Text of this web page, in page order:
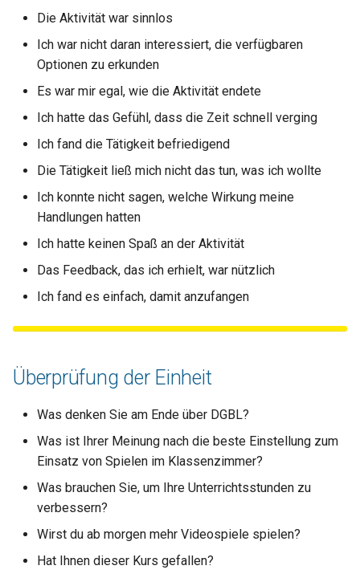
Die Aktivität war sinnlos
Ich war nicht daran interessiert, die verfügbaren
Optionen zu erkunden
Es war mir egal, wie die Aktivität endete
Ich hatte das Gefühl, dass die Zeit schnell verging
Ich fand die Tätigkeit befriedigend
Die Tätigkeit ließ mich nicht das tun, was ich wollte
Ich konnte nicht sagen, welche Wirkung meine
Handlungen hatten
Ich hatte keinen Spaß an der Aktivität
Das Feedback, das ich erhielt, war nützlich
Ich fand es einfach, damit anzufangen
Überprüfung der Einheit
Was denken Sie am Ende über DGBL?
Was ist Ihrer Meinung nach die beste Einstellung zum
Einsatz von Spielen im Klassenzimmer?
Was brauchen Sie, um Ihre Unterrichtsstunden zu
verbessern?
Wirst du ab morgen mehr Videospiele spielen?
Hat Ihnen dieser Kurs gefallen?